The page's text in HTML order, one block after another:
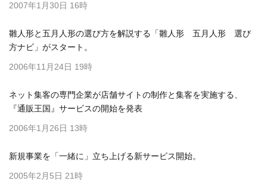
2007年1月30日 16時
雛人形と五月人形の選び方を解説する「雛人形 五月人形 選び
方ナビ」がスタート。
2006年11月24日 19時
ネット集客の専門企業が店舗サイトの制作と集客を実施する、
『通販王国』サービスの開始を発表
2006年1月26日 13時
新規事業を「一緒に」立ち上げる新サービス開始。
2005年2月5日 21時